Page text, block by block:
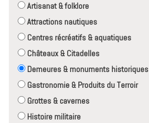
Artisanat & folklore
Attractions nautiques
Centres récréatifs & aquatiques
Châteaux & Citadelles
Demeures & monuments historiques
Gastronomie & Produits du Terroir
Grottes & cavernes
Histoire militaire